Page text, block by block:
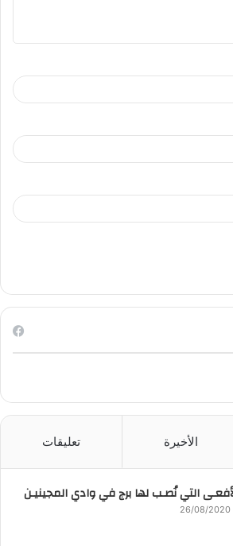
الأخيرة تعليقات
التي نُصـب لها برج في وادي المجينيـن
26/08/2020